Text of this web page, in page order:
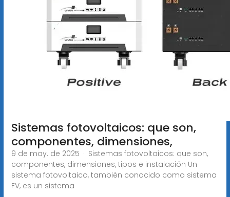
Sistemas fotovoltaicos: que son,
componentes, dimensiones,
9 de may. de 2025 · Sistemas fotovoltaicos: que son,
componentes, dimensiones, tipos e instalación Un
sistema fotovoltaico, también conocido como sistema
FV, es un sistema